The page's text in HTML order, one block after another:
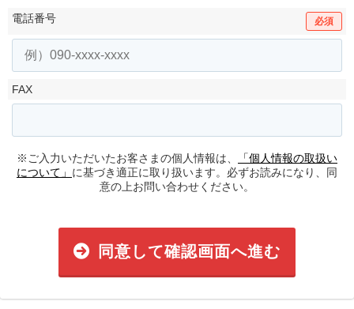
電話番号 必須
FAX
※ご入力いただいたお客さまの個人情報は、
「個人情報の取扱い
について」 に基づき適正に取り扱います。必ずお読みになり、同
意の上お問い合わせください。
同意して確認画面へ進む